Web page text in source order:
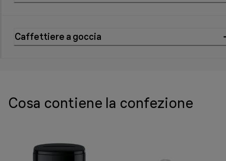
Caffettiere a goccia
Cosa contiene la confezione